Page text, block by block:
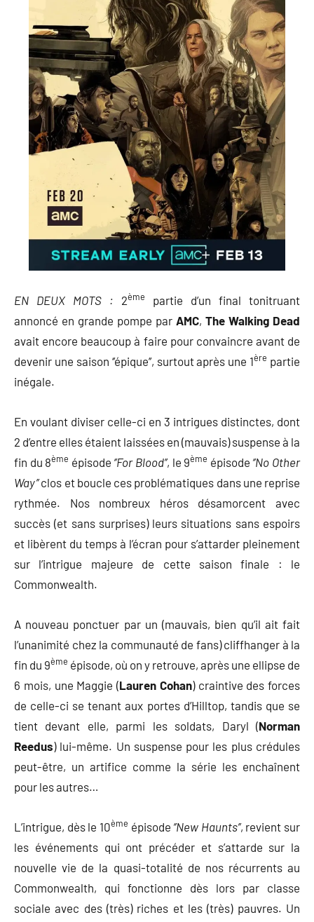
EN DEUX MOTS : 2ème
partie d’un final tonitruant
annoncé en grande pompe par AMC, The Walking Dead
avait encore beaucoup à faire pour convaincre avant de
devenir une saison ‘’épique’’, surtout après une 1ère partie
inégale.
En voulant diviser celle-ci en 3 intrigues distinctes, dont
2 d’entre elles étaient laissées en (mauvais) suspense à la
fin du 8ème épisode ‘’For Blood’’, le 9ème épisode ‘’No Other
Way’’clos et boucle ces problématiques dans une reprise
rythmée. Nos nombreux héros désamorcent avec
succès (et sans surprises) leurs situations sans espoirs
et libèrent du temps à l’écran pour s’attarder pleinement
sur l’intrigue majeure de cette saison finale : le
Commonwealth.
A nouveau ponctuer par un (mauvais, bien qu’il ait fait
l’unanimité chez la communauté de fans) cliffhanger à la
fin du 9ème épisode, où on y retrouve, après une ellipse de
6 mois, une Maggie (Lauren Cohan) craintive des forces
de celle-ci se tenant aux portes d’Hilltop, tandis que se
tient devant elle, parmi les soldats, Daryl (Norman
Reedus) lui-même. Un suspense pour les plus crédules
peut-être, un artifice comme la série les enchaînent
pour les autres…
L’intrigue, dès le 10ème épisode ‘’New Haunts’’, revient sur
les événements qui ont précéder et s’attarde sur la
nouvelle vie de la quasi-totalité de nos récurrents au
Commonwealth, qui fonctionne dès lors par classe
sociale avec des (très) riches et les (très) pauvres. Un